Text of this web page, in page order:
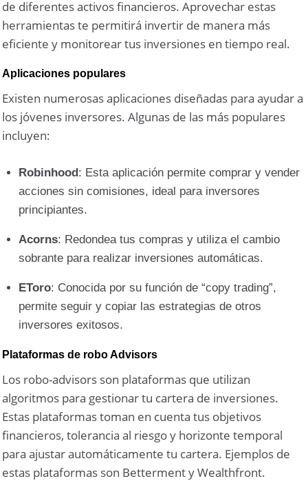
de diferentes activos financieros. Aprovechar estas
herramientas te permitirá invertir de manera más
eficiente y monitorear tus inversiones en tiempo real.
Aplicaciones populares
Existen numerosas aplicaciones diseñadas para ayudar a
los jóvenes inversores. Algunas de las más populares
incluyen:
Robinhood: Esta aplicación permite comprar y vender
acciones sin comisiones, ideal para inversores
principiantes.
Acorns: Redondea tus compras y utiliza el cambio
sobrante para realizar inversiones automáticas.
EToro: Conocida por su función de “copy trading”,
permite seguir y copiar las estrategias de otros
inversores exitosos.
Plataformas de robo Advisors
Los robo-advisors son plataformas que utilizan
algoritmos para gestionar tu cartera de inversiones.
Estas plataformas toman en cuenta tus objetivos
financieros, tolerancia al riesgo y horizonte temporal
para ajustar automáticamente tu cartera. Ejemplos de
estas plataformas son Betterment y Wealthfront.